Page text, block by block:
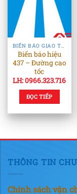
BIỂN BÁO GIAO THÔNG & GIÁ LONG MÔN
Biển báo hiệu
437 – Đường cao
tốc
LH: 0966.323.716
ĐỌC TIẾP
THÔNG TIN
Chính sách vận